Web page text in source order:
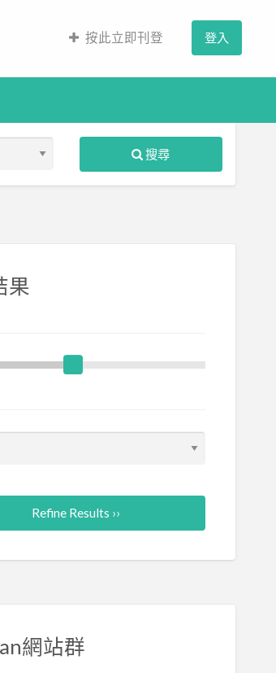
按此立即刊登 登入
搜尋
果
Refine Results ››
網站群